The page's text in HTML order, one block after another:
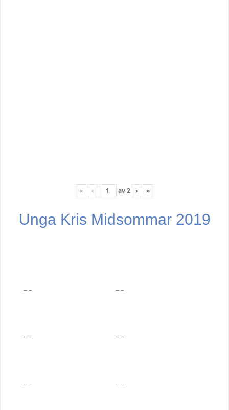
« ‹ av2 › »
Unga Kris Midsommar 2019